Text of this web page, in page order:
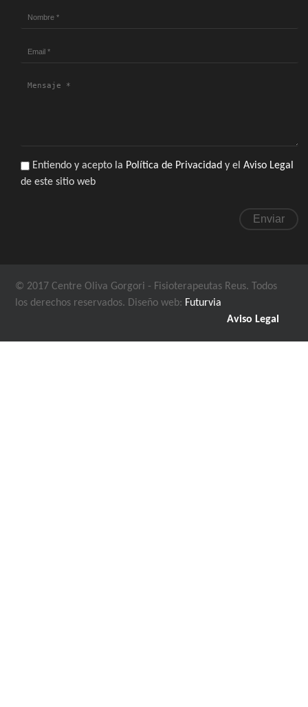
LOPD
Entiendo y acepto la Política de Privacidad y elAviso Legal
de este sitio web
© 2017 Centre Oliva Gorgori - Fisioterapeutas Reus. Todos
los derechos reservados. Diseño web: Futurvia
Aviso Legal